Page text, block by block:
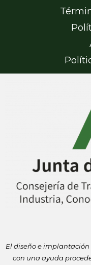
El diseño e
con una ayuda